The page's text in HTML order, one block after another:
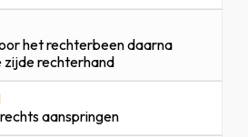
het rechterbeen daarna
rechterhand
aanspringen